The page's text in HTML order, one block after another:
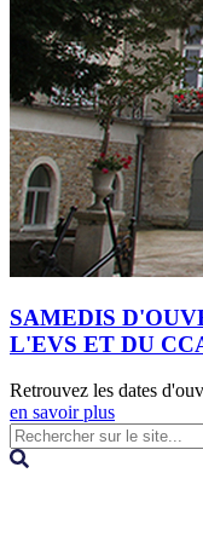
SAMEDIS
L'EVS ET DU
Retrouvez les dates
en savoir plus